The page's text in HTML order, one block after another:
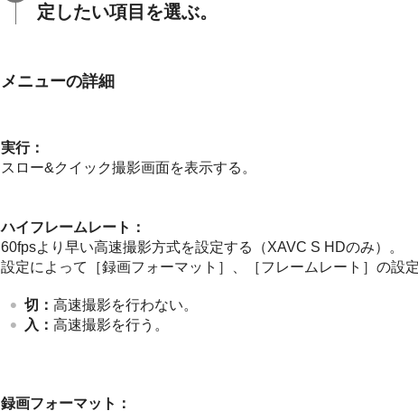
定したい項目を選ぶ。
メニューの詳細
実行：
スロー&クイック撮影画面を表示する。
ハイフレームレート：
60fpsより早い高速撮影方式を設定する（XAVC S HDのみ）。
設定によって［録画フォーマット］、［フレームレート］の設
切： 高速撮影を行わない。
入： 高速撮影を行う。
録画フォーマット：